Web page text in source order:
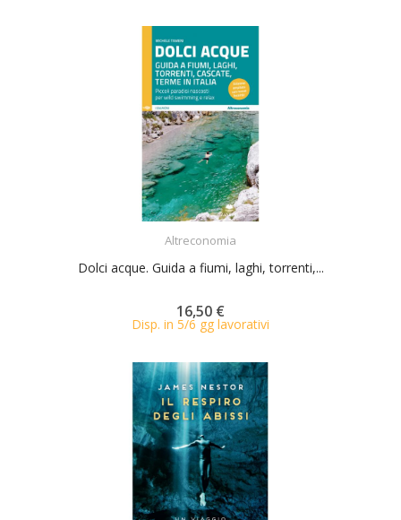
Altreconomia
Dolci acque. Guida a fiumi, laghi, torrenti,...
16,50 €
Disp. in 5/6 gg lavorativi